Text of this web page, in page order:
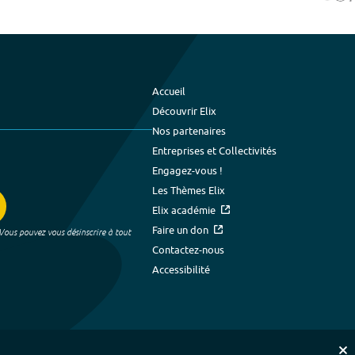
pouvez vous désinscrire à tout
Accueil
Découvrir Elix
Nos partenaires
Entreprises et Collectivités
Engagez-vous !
Les Thèmes Elix
Elix académie
Faire un don
Contactez-nous
Accessibilité